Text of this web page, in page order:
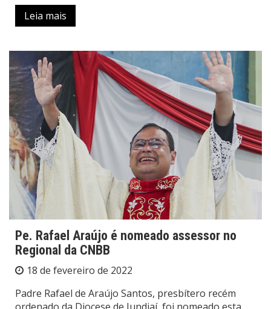
Leia mais
Pe. Rafael Araújo é nomeado assessor no
Regional da CNBB
18 de fevereiro de 2022
Padre Rafael de Araújo Santos, presbítero recém